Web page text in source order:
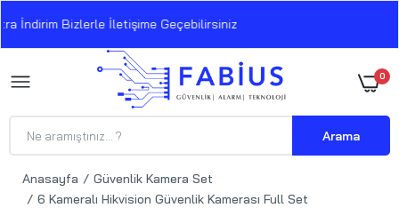
İndirim Bizlerle İletişime Geçebilirsiniz
0
Arama
Anasayfa
Güvenlik Kamera Set
6 Kameralı Hikvision Güvenlik Kamerası Full Set